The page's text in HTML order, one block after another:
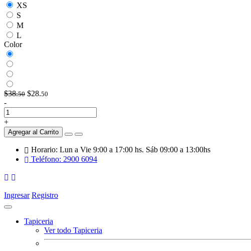
XS
S
M
L
Color
$38.50 $28.50
-
+
Agregar al Carrito
Horario: Lun a Vie 9:00 a 17:00 hs. Sáb 09:00 a 13:00hs
Teléfono: 2900 6094
Ingresar Registro
Tapiceria
Ver todo Tapiceria